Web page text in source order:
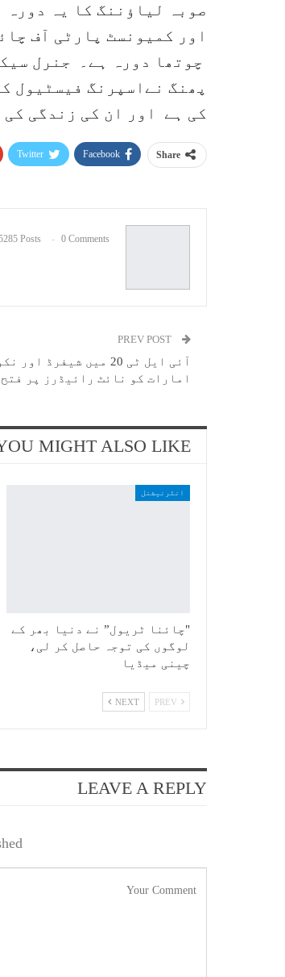
صوبہ لیاؤننگ کا یہ دورہ
پھنگ نےاسپرنگ فیسٹیول
کی ہے اور ان کی زندگی کی
Share
Facebook
Twitter
Posts 0 Comments
آئی ایل ٹی 20 میں شیفرڈ
امارات کو نائٹ رائیڈرز پر فتح
MIGHT ALSO LIKE
انٹرنیشنل
"چائنا ٹریول” نے دنیا بھر کے
لوگوں کی توجہ حاصل کر لی،
چینی میڈیا
NEXT
LEAVE A REPLY